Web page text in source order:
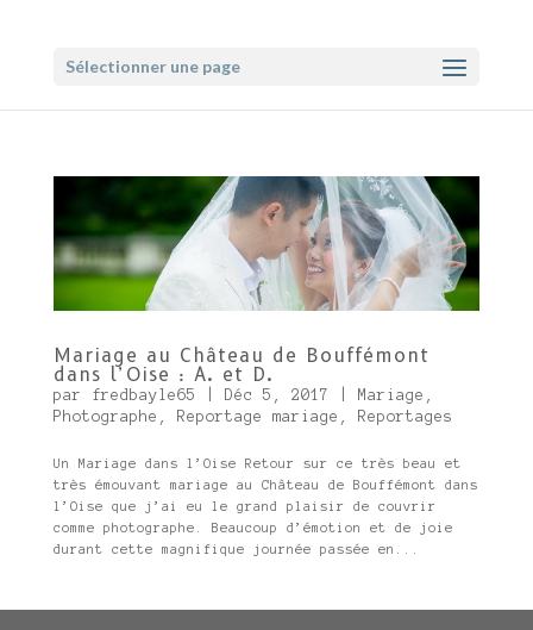
Sélectionner une page
Mariage au Château de Bouffémont
dans l’Oise : A. et D.
par fredbayle65 Déc 5, 2017 Mariage ,
Photographe , Reportage mariage , Reportages
Un Mariage dans l’Oise Retour sur ce très beau et
très émouvant mariage au Château de Bouffémont dans
l’Oise que j’ai eu le grand plaisir de couvrir
comme photographe. Beaucoup d’émotion et de joie
durant cette magnifique journée passée en...